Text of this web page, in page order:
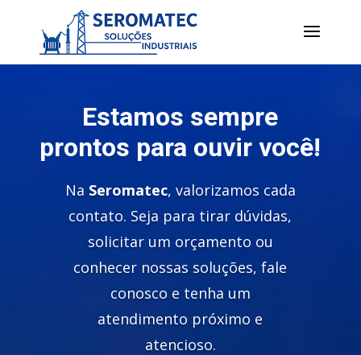
Estamos sempre
prontos para ouvir você!
Na Seromatec, valorizamos cada
contato. Seja para tirar dúvidas,
solicitar um orçamento ou
conhecer nossas soluções, fale
conosco e tenha um
atendimento próximo e
atencioso.